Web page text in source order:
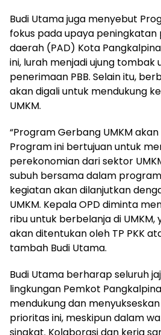
Budi Utama juga menyebut
fokus pada upaya
daerah (PAD) Kota
ini, lurah menjadi ujung
penerimaan PBB. Selain itu,
akan digali untuk mendukung
UMKM.
“Program Gerbang UMKM
Program ini bertujuan untuk
perekonomian dari sektor
subuh bersama dalam
kegiatan akan dilanjutkan
UMKM. Kepala OPD diminta
ribu untuk berbelanja di
akan ditentukan oleh TP PKK
tambah Budi Utama.
Budi Utama berharap seluruh
lingkungan Pemkot
mendukung dan
prioritas ini, meskipun dalam
singkat. Kolaborasi dan kerja